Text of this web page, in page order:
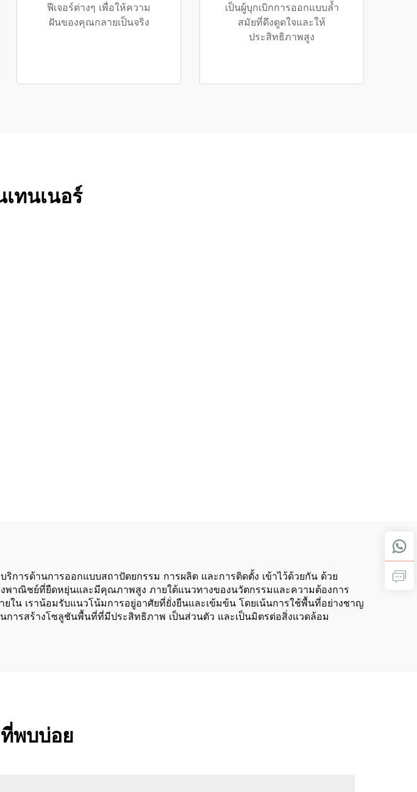
ฟีเจอร์ต่างๆ เพื่อให้ความ
ฝันของคุณกลายเป็นจริง
เป็นผู้บุกเบิกการออกแบบล้ำ
สมัยที่ดึงดูดใจและให้
ประสิทธิภาพสูง
ทนเนอร์
การด้านการออกแบบสถาปัตยกรรม การผลิต และการติดตั้ง เข้าไว้ด้วยกัน ด้วย
พาณิชย์ที่ยืดหยุ่นและมีคุณภาพสูง ภายใต้แนวทางของนวัตกรรมและความต้องการ
ใน เราน้อมรับแนวโน้มการอยู่อาศัยที่ยั่งยืนและเข้มข้น โดยเน้นการใช้พื้นที่อย่างชาญ
ารสร้างโซลูชันพื้นที่ที่มีประสิทธิภาพ เป็นส่วนตัว และเป็นมิตรต่อสิ่งแวดล้อม
พบบ่อย